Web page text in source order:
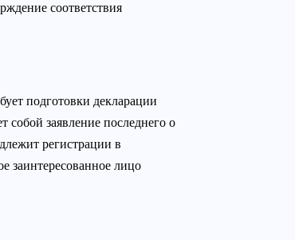
соответствия
подготовки декларации
собой заявление последнего о
регистрации в
заинтересованное лицо